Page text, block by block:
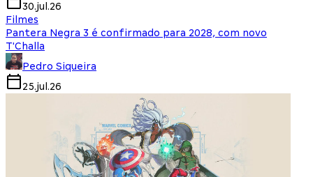
30.jul.26
Filmes
Pantera Negra 3 é confirmado para 2028, com novo
T'Challa
Pedro Siqueira
25.jul.26